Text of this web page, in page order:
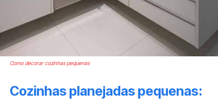
Como decorar cozinhas pequenas
Cozinhas planejadas pequenas: